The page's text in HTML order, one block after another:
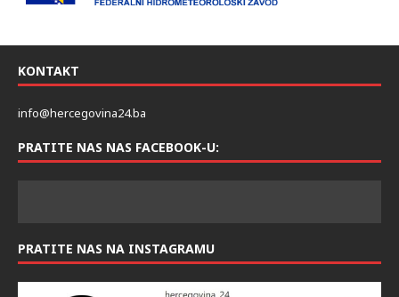
KONTAKT
info@hercegovina24.ba
PRATITE NAS NAS FACEBOOK-U:
PRATITE NAS NA INSTAGRAMU